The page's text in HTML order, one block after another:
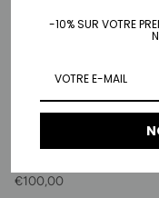
Prix habituel
€100,00
-10% SUR VOTRE